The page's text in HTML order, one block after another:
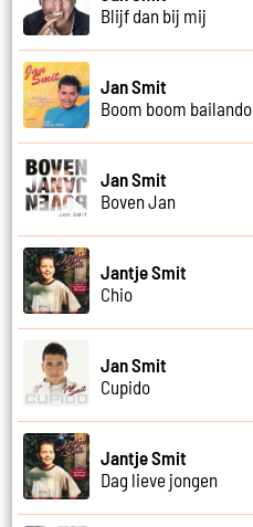
Blijf dan bij mij
Jan Smit
Boom boom bailando
Jan Smit
Boven Jan
Jantje Smit
Chio
Jan Smit
Cupido
Jantje Smit
Dag lieve jongen